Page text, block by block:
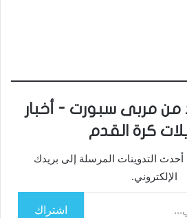
من مربى سبورت - أخبار
كرة القدم
التدوينات المرسلة إلى بريدك
الإلكتروني.
اشتراك